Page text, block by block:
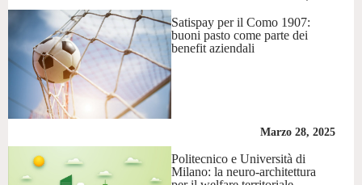
Satispay per il Como 1907:
buoni pasto come parte dei
benefit aziendali
Marzo 28, 2025
Politecnico e Università di
Milano: la neuro-architettura